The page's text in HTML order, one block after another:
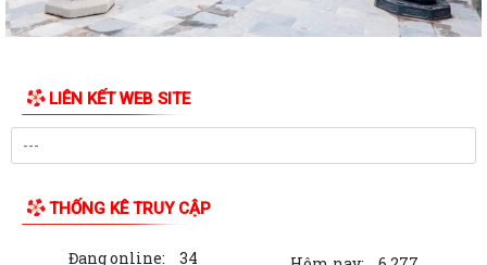
đầu năm 2026
TRUNG TÂM CHÍNH TRỊ PHƯỜNG HƯNG ĐẠO TỔ CHỨC HỘI NGHỊ BÁO
CÁO VIÊN THÁNG 6 NĂM 2026
HỘI CỰU CHIẾN BINH PHƯỜNG RA MẮT MÔ HÌNH "CỰU CHIẾN BINH
THAM GIA QUẢN LÝ, CHĂM SÓC NGHĨA TRANG...
LIÊN KẾT WEB SITE
THỐNG KÊ TRUY CẬP
Đang online: 34